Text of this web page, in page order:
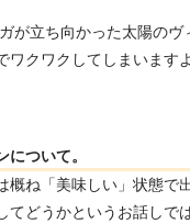
が立ち向かった太陽のヴ
ワクワクしてしまいますよ
について。
概ね「美味しい」状態で
てどうかというお話しで